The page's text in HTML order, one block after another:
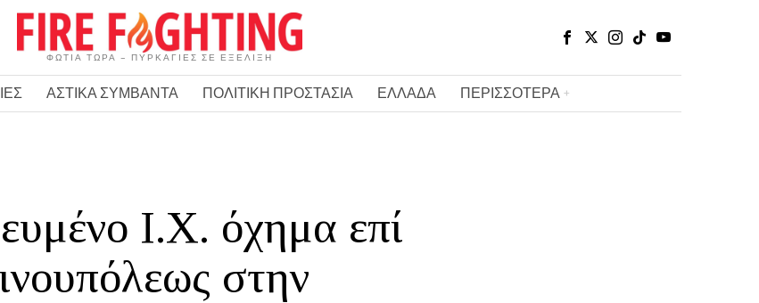
ΦΩΤΙΑ ΤΩΡΑ – ΠΥΡΚΑΓΙΕΣ ΣΕ ΕΞΕΛΙΞΗ
ΑΣΤΙΚΑ ΣΥΜΒΑΝΤΑ ΠΟΛΙΤΙΚΗ ΠΡΟΣΤΑΣΙΑ ΕΛΛΑΔΑ ΠΕΡΙΣΣΟΤΕΡΑ
Ι.Χ. όχημα επί
στην